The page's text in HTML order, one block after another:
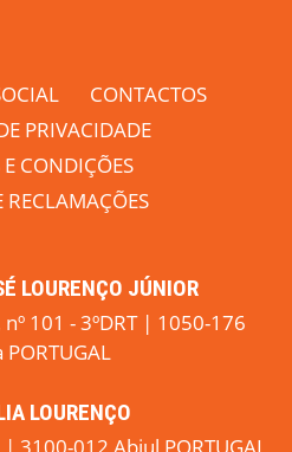
CONTACTOS
PRIVACIDADE
CONDIÇÕES
RECLAMAÇÕES
LOURENÇO JÚNIOR
101 - 3ºDRT | 1050-176
PORTUGAL
LOURENÇO